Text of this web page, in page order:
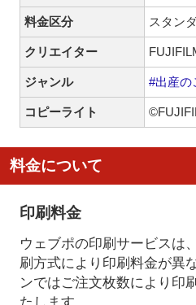
料金区分 スタン
クリエイター
ジャンル #出産の
コピーライト
料金について
印刷料金
ウェブポの印刷サービスは
刷方式により印刷料金が異
ンではご注文枚数により印
たします。